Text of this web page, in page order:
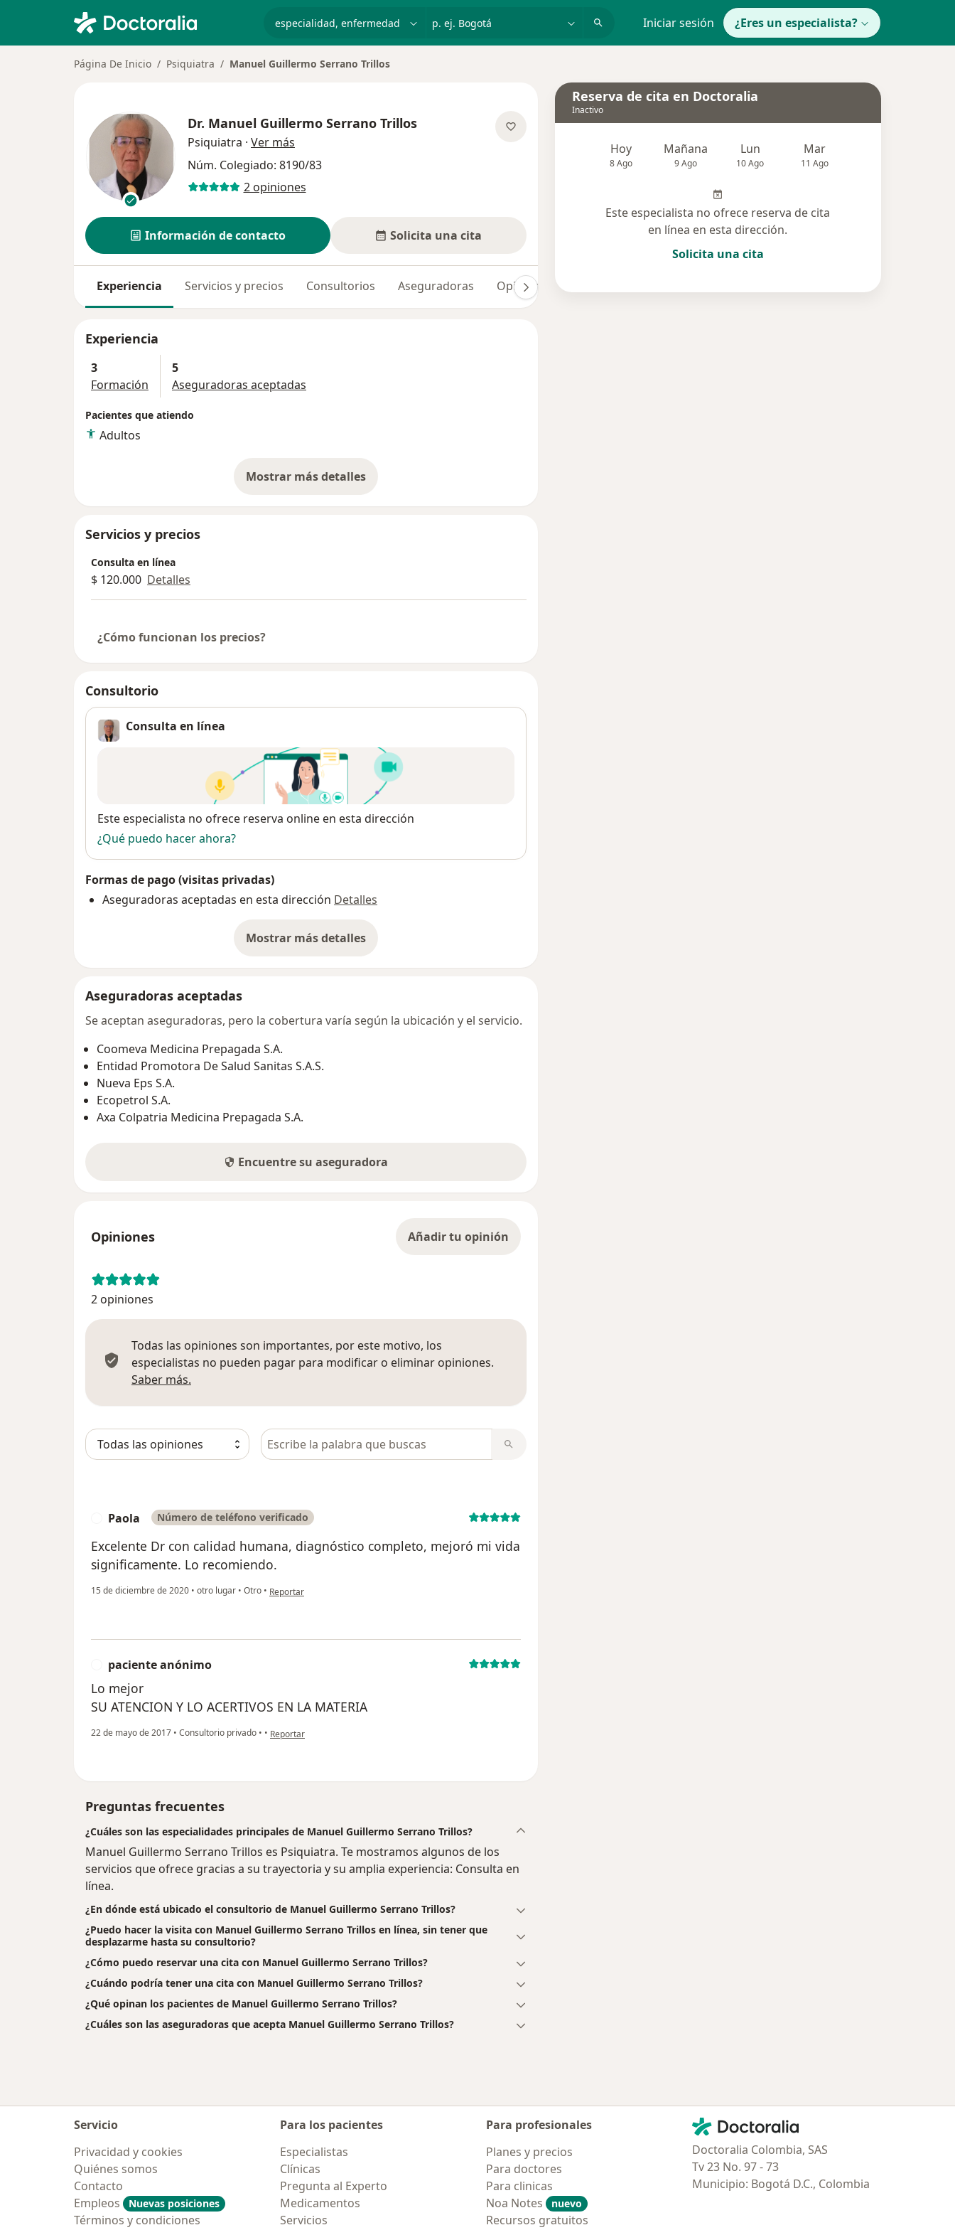
p. ej. Bogotá Iniciar sesión ¿Eres un especialista?
Página De Inicio Psiquiatra Manuel Guillermo Serrano Trillos
Dr. Manuel Guillermo Serrano Trillos
Psiquiatra · Ver más
Núm. Colegiado: 8190/83
2 opiniones
Información de contacto Solicita una cita
Experiencia Servicios y precios Consultorios Aseguradoras Opiniones (2)
Experiencia
3
Formación
5
Aseguradoras aceptadas
Pacientes que atiendo
Adultos
Mostrar más detalles
sobre la experiencia
Servicios y precios
Consulta en línea
$ 120.000 Detalles
¿Cómo funcionan los precios?
Consultorio
Consulta en línea
Disponibilidad
Este especialista no ofrece reserva online en esta dirección
¿Qué puedo hacer ahora?
Formas de pago (visitas privadas)
Aseguradoras aceptadas en esta dirección Detalles
Mostrar más detalles
sobre la dirección
Aseguradoras aceptadas
Se aceptan aseguradoras, pero la cobertura varía según la ubicación y el servicio.
Coomeva Medicina Prepagada S.A.
Entidad Promotora De Salud Sanitas S.A.S.
Nueva Eps S.A.
Ecopetrol S.A.
Axa Colpatria Medicina Prepagada S.A.
Encuentre su aseguradora
Opiniones Añadir tu opinión
2 opiniones
Todas las opiniones son importantes, por este motivo, los
especialistas no pueden pagar para modificar o eliminar opiniones.
Saber más.
Busca en opiniones
Paola Número de teléfono verificado
Excelente Dr con calidad humana, diagnóstico completo, mejoró mi vida
significamente. Lo recomiendo.
15 de diciembre de 2020 • otro lugar • Otro • en opinión del usuario Paola
Reportar
paciente anónimo
Lo mejor
SU ATENCION Y LO ACERTIVOS EN LA MATERIA
22 de mayo de 2017 • Consultorio privado • • en opinión del usuario paciente anónimo
Reportar
Preguntas frecuentes
¿Cuáles son las especialidades principales de Manuel Guillermo Serrano Trillos?
Manuel Guillermo Serrano Trillos es Psiquiatra. Te mostramos algunos de los
servicios que ofrece gracias a su trayectoria y su amplia experiencia: Consulta en
línea.
¿En dónde está ubicado el consultorio de Manuel Guillermo Serrano Trillos?
¿Puedo hacer la visita con Manuel Guillermo Serrano Trillos en línea, sin tener que
desplazarme hasta su consultorio?
¿Cómo puedo reservar una cita con Manuel Guillermo Serrano Trillos?
¿Cuándo podría tener una cita con Manuel Guillermo Serrano Trillos?
¿Qué opinan los pacientes de Manuel Guillermo Serrano Trillos?
¿Cuáles son las aseguradoras que acepta Manuel Guillermo Serrano Trillos?
Reserva de cita en Doctoralia
Inactivo
Hoy
8 Ago
Mañana
9 Ago
Lun
10 Ago
Mar
11 Ago
Este especialista no ofrece reserva de cita
en línea en esta dirección.
Solicita una cita
Servicio
Privacidad y cookies
Quiénes somos
Contacto
Empleos
Nuevas posiciones
Términos y condiciones
Para los pacientes
Especialistas
Clínicas
Pregunta al Experto
Medicamentos
Servicios
Para profesionales
Planes y precios
Para doctores
Para clinicas
Noa Notes
nuevo
Recursos gratuitos
Contacto
Doctoralia - Página de inicio
Doctoralia Colombia, SAS
Tv 23 No. 97 - 73
Municipio: Bogotá D.C., Colombia